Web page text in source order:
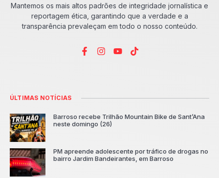
Mantemos os mais altos padrões de integridade jornalística e
reportagem ética, garantindo que a verdade e a
transparência prevaleçam em todo o nosso conteúdo.
ÚLTIMAS NOTÍCIAS
Barroso recebe Trilhão Mountain Bike de Sant’Ana
neste domingo (26)
PM apreende adolescente por tráfico de drogas no
bairro Jardim Bandeirantes, em Barroso